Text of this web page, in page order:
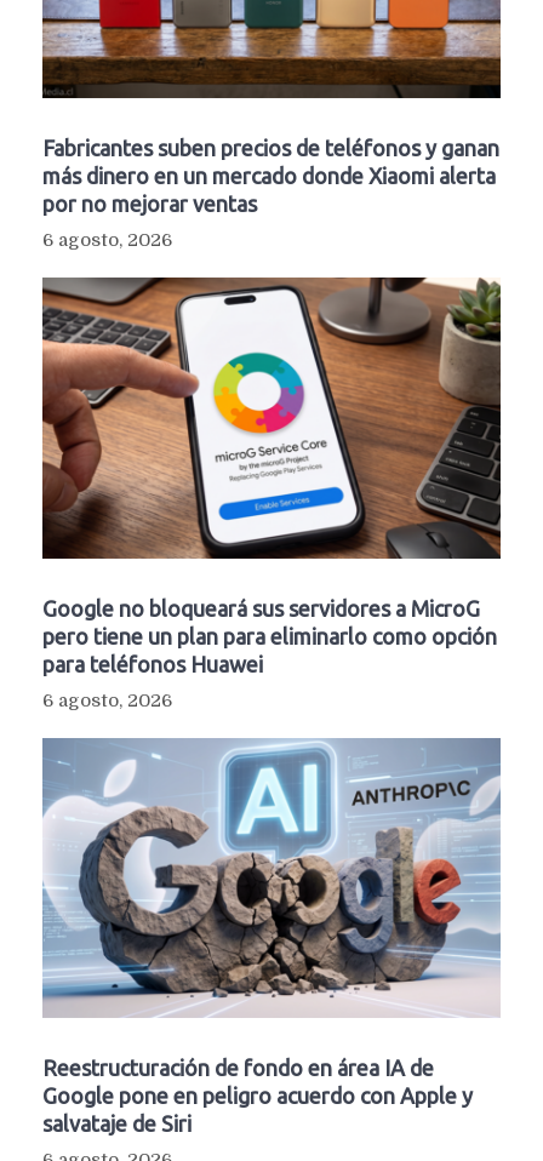
Fabricantes suben precios de teléfonos y ganan
más dinero en un mercado donde Xiaomi alerta
por no mejorar ventas
6 agosto, 2026
Google no bloqueará sus servidores a MicroG
pero tiene un plan para eliminarlo como opción
para teléfonos Huawei
6 agosto, 2026
Reestructuración de fondo en área IA de
Google pone en peligro acuerdo con Apple y
salvataje de Siri